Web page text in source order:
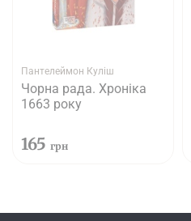
Пантелеймон Куліш
Чорна рада. Хроніка
1663 року
165 грн